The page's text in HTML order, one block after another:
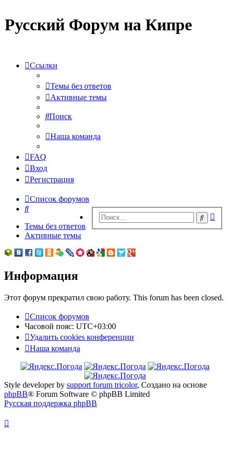
Русский Форум на Кипре
Ссылки
Темы без ответов
Активные темы
Поиск
Наша команда
FAQ
Вход
Регистрация
Список форумов
Поиск
Поиск
Темы без ответов
Активные темы
Информация
Этот форум прекратил свою работу. This forum has been closed.
Список форумов
Часовой пояс: UTC+03:00
Удалить cookies конференции
Наша команда
Style developer by support forum tricolor, Создано на основе
phpBB® Forum Software © phpBB Limited
Русская поддержка phpBB